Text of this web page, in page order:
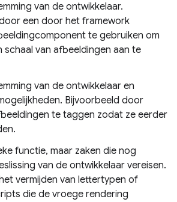
van de ontwikkelaar.
een door het framework
te gebruiken om
van afbeeldingen aan te
van de ontwikkelaar en
Bijvoorbeeld door
te taggen zodat ze eerder
functie, maar zaken die nog
van de ontwikkelaar vereisen.
vermijden van lettertypen of
die de vroege rendering